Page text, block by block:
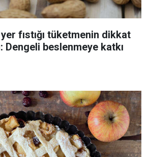
fıstığı tüketmenin dikkat
Dengeli beslenmeye katkı